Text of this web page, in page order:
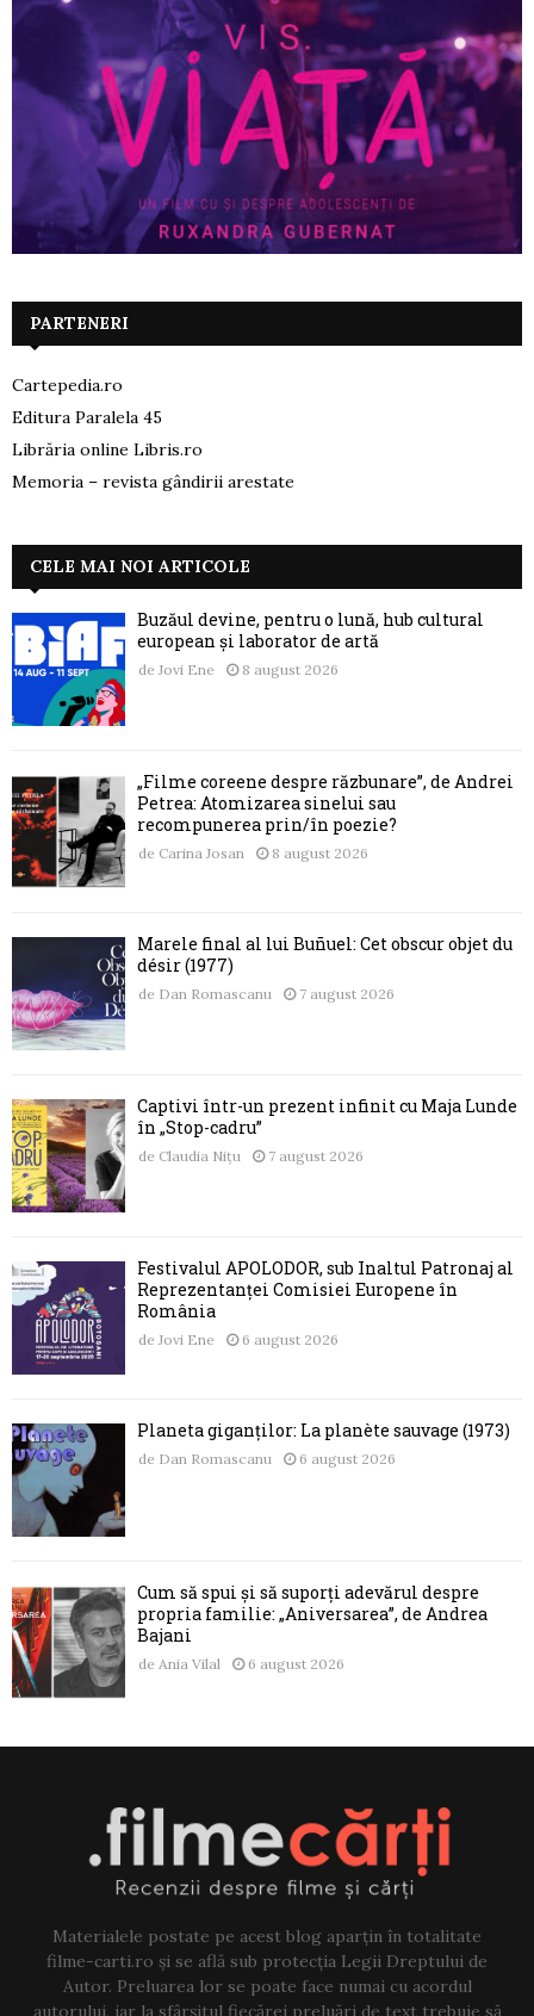
PARTENERI
Cartepedia.ro
Editura Paralela 45
Librăria online Libris.ro
Memoria – revista gândirii arestate
CELE MAI NOI ARTICOLE
Buzăul devine, pentru o lună, hub cultural
european și laborator de artă
de Jovi Ene 8 august 2026
„Filme coreene despre răzbunare”, de Andrei
Petrea: Atomizarea sinelui sau
recompunerea prin/în poezie?
de Carina Josan 8 august 2026
Marele final al lui Buñuel: Cet obscur objet du
désir (1977)
de Dan Romascanu 7 august 2026
Captivi într-un prezent infinit cu Maja Lunde
în „Stop-cadru”
de Claudia Nițu 7 august 2026
Festivalul APOLODOR, sub Înaltul Patronaj al
Reprezentanței Comisiei Europene în
România
de Jovi Ene 6 august 2026
Planeta giganților: La planète sauvage (1973)
de Dan Romascanu 6 august 2026
Cum să spui și să suporți adevărul despre
propria familie: „Aniversarea”, de Andrea
Bajani
de Ania Vilal 6 august 2026
Materialele postate pe acest blog aparțin în totalitate
filme-carti.ro și se află sub protecția Legii Dreptului de
Autor. Preluarea lor se poate face numai cu acordul
autorului, iar la sfârșitul fiecărei preluări de text trebuie să